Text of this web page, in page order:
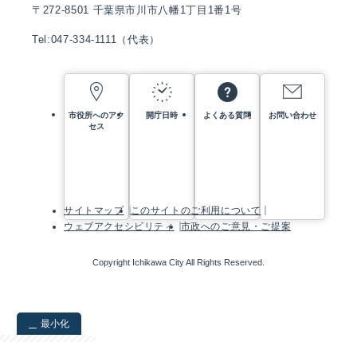
〒272-8501 千葉県市川市八幡1丁目1番1号
Tel:047-334-1111（代表）
市役所へのアク
セス
開庁日時 よくある質問 お問い合わせ
サイトマップ
このサイトのご利用について
ウェブアクセシビリティ
市政へのご意見・ご提案
Copyright Ichikawa City All Rights Reserved.
最小化